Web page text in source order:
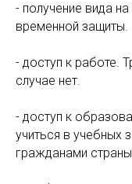
- получение вида
временной защиты.
- доступ к работе.
случае нет.
- доступ к
учиться в учебных
гражданами